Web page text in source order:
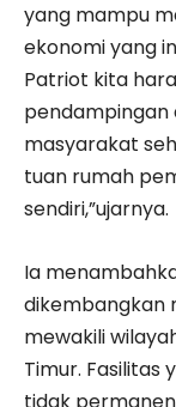
yang mampu
ekonomi yang
Patriot kita
masyarakat
tuan rumah
sendiri,”ujarnya.
Ia
dikembangkan
mewakili
Timur. Fasilitas